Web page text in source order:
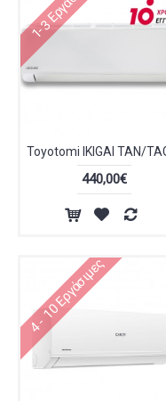
440,00€
4 - 10 Εργάσιμες